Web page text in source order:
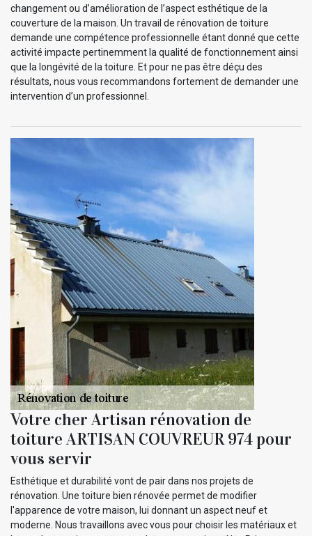
changement ou d’amélioration de l’aspect esthétique de la
couverture de la maison. Un travail de rénovation de toiture
demande une compétence professionnelle étant donné que cette
activité impacte pertinemment la qualité de fonctionnement ainsi
que la longévité de la toiture. Et pour ne pas être déçu des
résultats, nous vous recommandons fortement de demander une
intervention d’un professionnel.
Votre cher Artisan rénovation de
toiture ARTISAN COUVREUR 974 pour
vous servir
Esthétique et durabilité vont de pair dans nos projets de
rénovation. Une toiture bien rénovée permet de modifier
l'apparence de votre maison, lui donnant un aspect neuf et
moderne. Nous travaillons avec vous pour choisir les matériaux et